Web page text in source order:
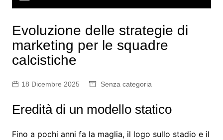
Evoluzione delle strategie di
marketing per le squadre
calcistiche
18 Dicembre 2025 Senza categoria
Eredità di un modello statico
Fino a pochi anni fa la maglia, il logo sullo stadio e il